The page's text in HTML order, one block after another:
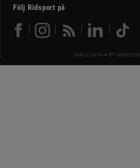
Följ Ridsport på
MADE WITH ♥ BY